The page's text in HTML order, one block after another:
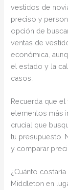
vestidos de
preciso y
opción de
ventas de
económica,
el estado y la
casos.
Recuerda que
elementos más
crucial que
tu presupuesto.
y comparar
¿Cuánto
Middleton en